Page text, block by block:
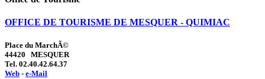
OFFICE DE TOURISME DE MESQUER - QUIMIAC
Place du MarchÃ©
44420 MESQUER
Tel. 02.40.42.64.37
Web - e-Mail